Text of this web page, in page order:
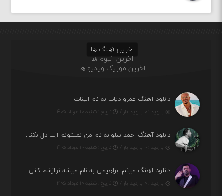
اخرین آهنگ ها
اخرین آلبوم ها
اخرین موزیک ویدیو ها
دانلود آهنگ عمرو دیاب به نام البنات
بازدید : ۰ بازدید بار / تاریخ : شنبه ۱۰ مرداد ۱۴۰۵
دانلود آهنگ احمد سلو به نام من نمیتونم ازت دل بکنم خود قلبمی دردت به تنم
بازدید : ۰ بازدید بار / تاریخ : شنبه ۱۰ مرداد ۱۴۰۵
دانلود آهنگ میثم ابراهیمی به نام میشه نوازشم کنی غرق تو شم
بازدید : ۰ بازدید بار / تاریخ : شنبه ۱۰ مرداد ۱۴۰۵